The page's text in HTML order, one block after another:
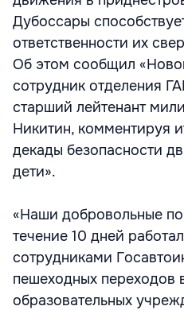
Дубоссары
ответственности их
Об этом сообщил
сотрудник отделения
старший лейтенант
Никитин, комментируя
декады безопасности
дети».
«Наши добровольные
течение 10 дней
сотрудниками
пешеходных переходов
образовательных